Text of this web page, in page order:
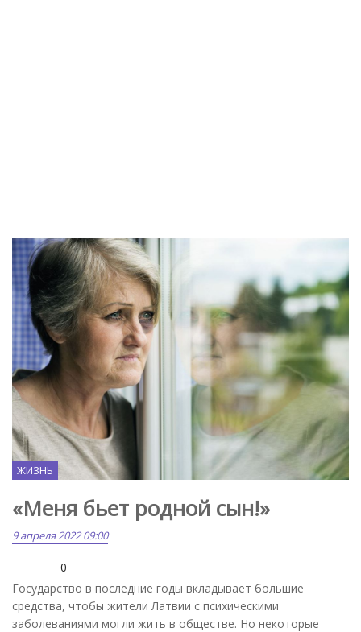
ЖИЗНЬ
«Меня бьет родной сын!»
9 апреля 2022 09:00
0
Государство в последние годы вкладывает большие
средства, чтобы жители Латвии с психическими
заболеваниями могли жить в обществе. Но некоторые